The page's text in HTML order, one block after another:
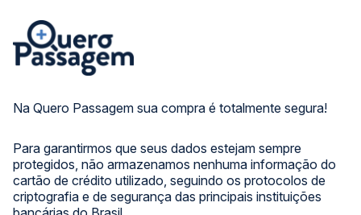
Na Quero Passagem sua compra é totalmente segura!
Para garantirmos que seus dados estejam sempre
protegidos, não armazenamos nenhuma informação do
cartão de crédito utilizado, seguindo os protocolos de
criptografia e de segurança das principais instituições